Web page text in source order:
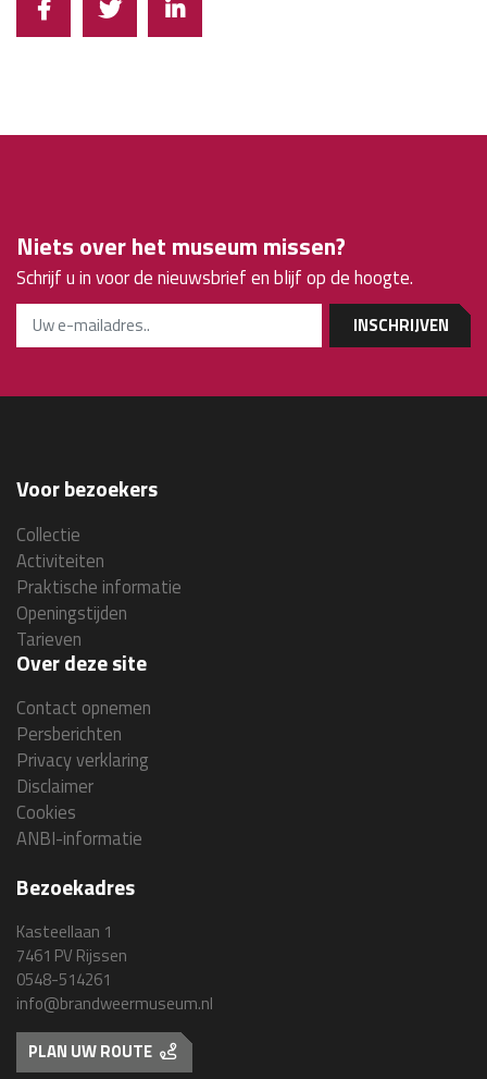
Niets over het museum missen?
Schrijf u in voor de nieuwsbrief en blijf op de hoogte.
INSCHRIJVEN
Voor bezoekers
Collectie
Activiteiten
Praktische informatie
Openingstijden
Tarieven
Over deze site
Contact opnemen
Persberichten
Privacy verklaring
Disclaimer
Cookies
ANBI-informatie
Bezoekadres
Kasteellaan 1
7461 PV Rijssen
0548-514261
info@brandweermuseum.nl
PLAN UW ROUTE